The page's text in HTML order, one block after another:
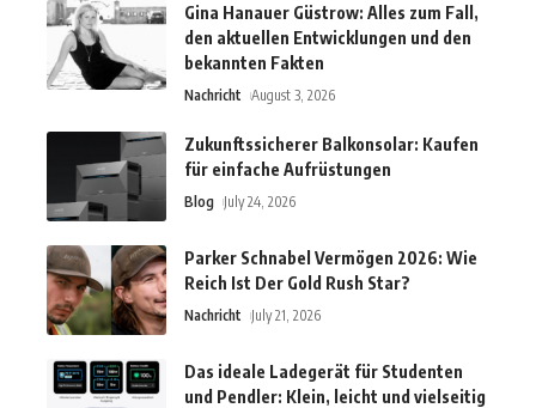
Gina Hanauer Güstrow: Alles zum Fall,
den aktuellen Entwicklungen und den
bekannten Fakten
Nachricht August 3, 2026
Zukunftssicherer Balkonsolar: Kaufen
für einfache Aufrüstungen
Blog July 24, 2026
Parker Schnabel Vermögen 2026: Wie
Reich Ist Der Gold Rush Star?
Nachricht July 21, 2026
Das ideale Ladegerät für Studenten
und Pendler: Klein, leicht und vielseitig